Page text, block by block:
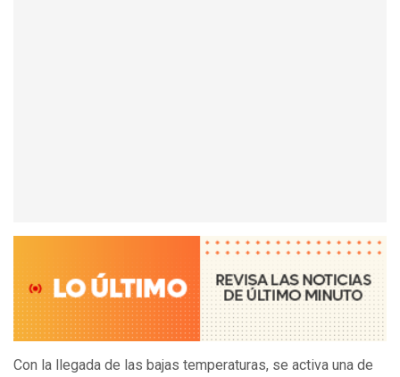
Con la llegada de las bajas temperaturas, se activa una de